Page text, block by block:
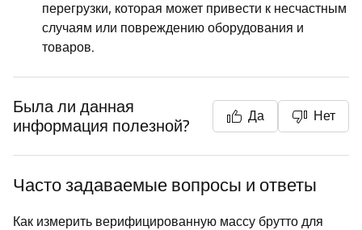
перегрузки, которая может привести к несчастным
случаям или повреждению оборудования и
товаров.
Была ли данная
информация полезной?
Да Нет
Часто задаваемые вопросы и ответы
Как измерить верифицированную массу брутто для